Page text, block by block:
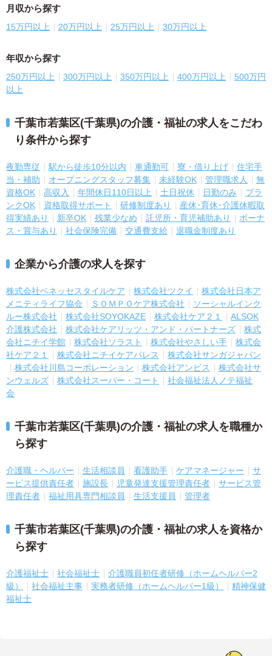
月収から探す
15万円以上 20万円以上 25万円以上 30万円以上
年収から探す
250万円以上 300万円以上 350万円以上 400万円以上
500万円
以上
千葉市若葉区(千葉県)の介護・福祉の求人をこだわ
り条件から探す
夜勤専従 駅から徒歩10分以内 車通勤可 寮・借り上げ
住宅手
当・補助
オープニングスタッフ募集 未経験OK 管理職求人
無
資格OK
高収入 年間休日110日以上 土日祝休 日勤のみ
ブラ
ンクOK
資格取得サポート 研修制度あり
産休･育休･介護休暇取
得実績あり
新卒OK 残業少なめ 託児所・育児補助あり
ボーナ
ス・賞与あり
社会保険完備 交通費支給 退職金制度あり
企業から介護の求人を探す
株式会社ベネッセスタイルケア 株式会社ツクイ
株式会社日本ア
メニティライフ協会
ＳＯＭＰＯケア株式会社
ソーシャルインク
ルー株式会社
株式会社SOYOKAZE 株式会社ケア２１
ALSOK
介護株式会社
株式会社ケアリッツ・アンド・パートナーズ
株式
会社ニチイ学館
株式会社ソラスト 株式会社やさしい手
株式会
社ケア２１
株式会社ニチイケアパレス
株式会社サンガジャパン
株式会社川島コーポレーション
株式会社アンビス
株式会社サ
ンウェルズ
株式会社スーパー・コート
社会福祉法人ノテ福祉
会
千葉市若葉区(千葉県)の介護・福祉の求人を職種か
ら探す
介護職・ヘルパー 生活相談員 看護助手 ケアマネージャー
サ
ービス提供責任者
施設長 児童発達支援管理責任者
サービス管
理責任者
福祉用具専門相談員 生活支援員 管理者
千葉市若葉区(千葉県)の介護・福祉の求人を資格か
ら探す
介護福祉士 社会福祉士
介護職員初任者研修（ホームヘルパー2
級）
社会福祉主事 実務者研修（ホームヘルパー1級）
精神保健
福祉士